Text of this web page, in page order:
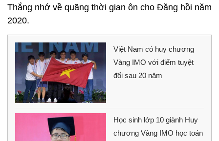
Thắng nhớ về quãng thời gian ôn cho Đăng hồi năm
2020.
Việt Nam có huy chương
Vàng IMO với điểm tuyệt
đối sau 20 năm
Học sinh lớp 10 giành Huy
chương Vàng IMO học toán